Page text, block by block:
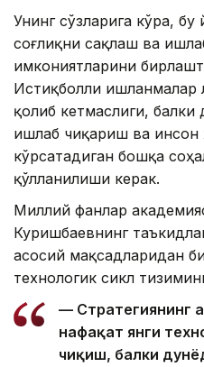
Унинг сўзларига кўра,
соғлиқни сақлаш ва
имкониятларини
Истиқболли ишланмалар
қолиб кетмаслиги,
ишлаб чиқариш ва инсон
кўрсатадиган бошқа
қўлланилиши керак.
Миллий фанлар
Куришбаевнинг
асосий мақсадларидан
технологик сикл
— Стратегиянинг
нафақат янги
чиқиш, балки